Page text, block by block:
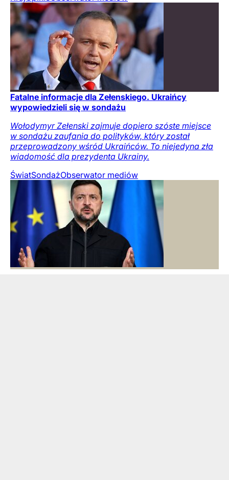
Fatalne informacje dla Zełenskiego. Ukraińcy
wypowiedzieli się w sondażu
Wołodymyr Zełenski zajmuje dopiero szóste miejsce
w sondażu zaufania do polityków, który został
przeprowadzony wśród Ukraińców. To niejedyna zła
wiadomość dla prezydenta Ukrainy.
ŚwiatSondażObserwator mediów